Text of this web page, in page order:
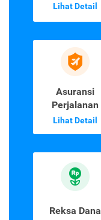
Lihat Detail
Asuransi
Perjalanan
Lihat Detail
Reksa Dana